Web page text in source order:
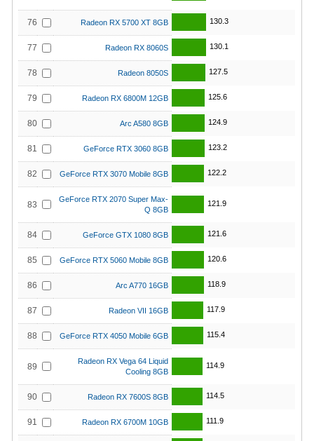
76 Radeon RX 5700 XT 8GB 130.3
77 Radeon RX 8060S 130.1
78 Radeon 8050S 127.5
79 Radeon RX 6800M 12GB 125.6
80 Arc A580 8GB 124.9
81 GeForce RTX 3060 8GB 123.2
82 GeForce RTX 3070 Mobile 8GB 122.2
83
GeForce RTX 2070 Super Max-
Q 8GB
121.9
84 GeForce GTX 1080 8GB 121.6
85 GeForce RTX 5060 Mobile 8GB 120.6
86 Arc A770 16GB 118.9
87 Radeon VII 16GB 117.9
88 GeForce RTX 4050 Mobile 6GB 115.4
89
Radeon RX Vega 64 Liquid
Cooling 8GB
114.9
90 Radeon RX 7600S 8GB 114.5
91 Radeon RX 6700M 10GB 111.9